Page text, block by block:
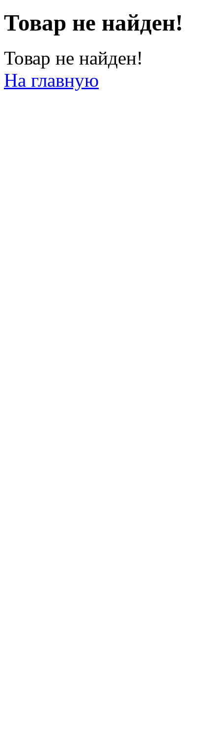
Товар не найден!
Товар не найден!
На главную